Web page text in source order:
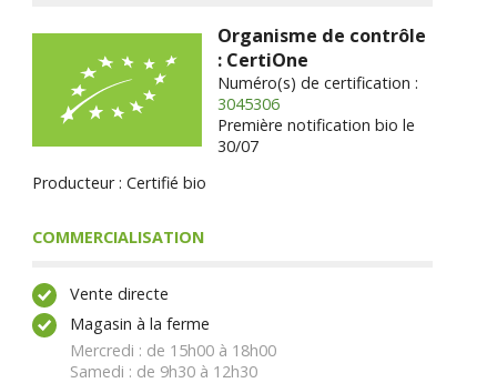
Organisme de contrôle
: CertiOne
Numéro(s) de certification :
3045306
Première notification bio le
30/07
Producteur : Certifié bio
COMMERCIALISATION
Vente directe
Magasin à la ferme
Mercredi : de 15h00 à 18h00
Samedi : de 9h30 à 12h30